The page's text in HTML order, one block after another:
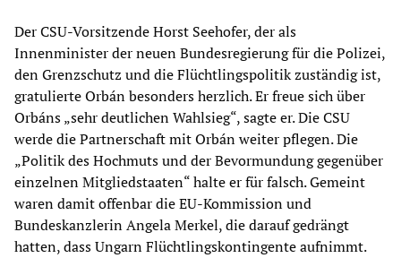
Der CSU-Vorsitzende Horst Seehofer, der als
Innenminister der neuen Bundesregierung für die Polizei,
den Grenzschutz und die Flüchtlingspolitik zuständig ist,
gratulierte Orbán besonders herzlich. Er freue sich über
Orbáns „sehr deutlichen Wahlsieg“, sagte er. Die CSU
werde die Partnerschaft mit Orbán weiter pflegen. Die
„Politik des Hochmuts und der Bevormundung gegenüber
einzelnen Mitgliedstaaten“ halte er für falsch. Gemeint
waren damit offenbar die EU-Kommission und
Bundeskanzlerin Angela Merkel, die darauf gedrängt
hatten, dass Ungarn Flüchtlingskontingente aufnimmt.